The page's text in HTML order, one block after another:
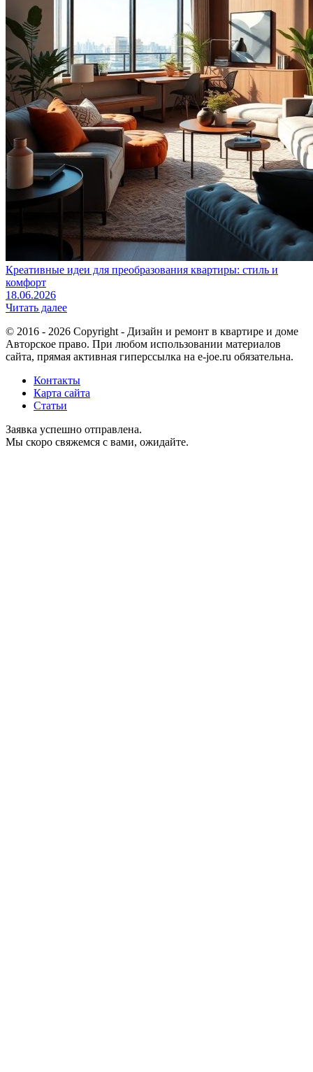
Креативные идеи для преобразования квартиры: стиль и
комфорт
18.06.2026
Читать далее
© 2016 - 2026 Copyright - Дизайн и ремонт в квартире и доме
Авторское право. При любом использовании материалов
сайта, прямая активная гиперссылка на e-joe.ru обязательна.
Контакты
Карта сайта
Статьи
Заявка успешно отправлена.
Мы скоро свяжемся с вами, ожидайте.